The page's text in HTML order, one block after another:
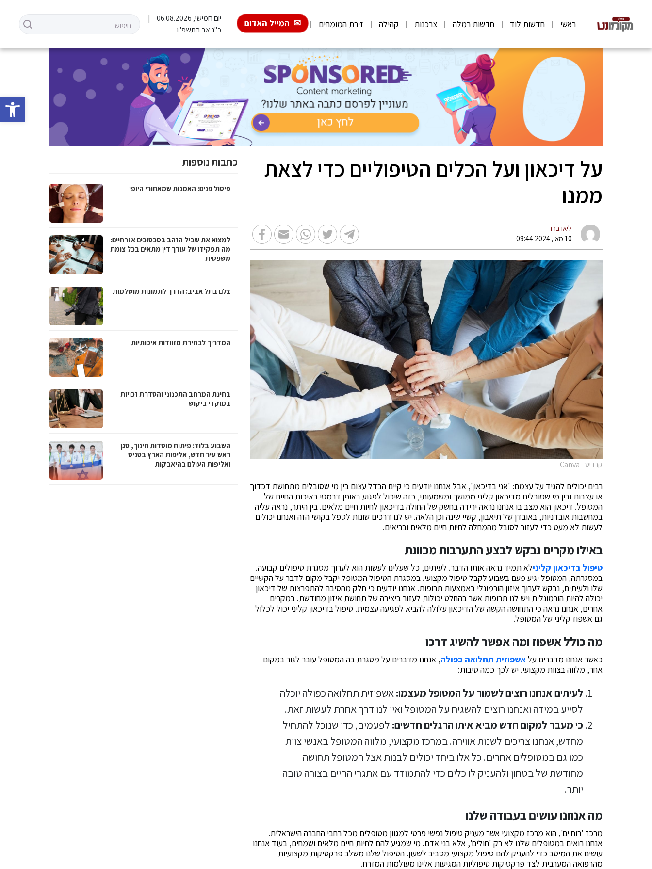
פתח
ראשי חדשות לוד חדשות רמלה צרכנות קהילה זירת המומחים המייל האדום
יום חמישי, 06.08.2026
כ"ג אב התשפ"ו
על דיכאון ועל הכלים הטיפוליים כדי לצאת
ממנו
ליאו ברד
10 מאי, 2024 09:44
קרדיט - Canva
רבים יכולים להגיד על עצמם: 'אני בדיכאון', אבל אנחנו יודעים כי קיים הבדל עצום בין מי שסובלים מתחושת דכדוך
או עצבות ובין מי שסובלים מדיכאון קליני ממושך ומשמעותי, כזה שיכול לפגוע באופן דרמטי באיכות החיים של
המטופל. דיכאון הוא מצב בו אנחנו נראה ירידה בחשק של החולה בדיכאון לחיות חיים מלאים. בין היתר, נראה עליה
במחשבות אובדניות, באובדן של תיאבון, קשיי שינה וכן הלאה. יש לנו דרכים שונות לטפל בקושי הזה ואנחנו יכולים
לעשות לא מעט כדי לעזור לסובל מהמחלה לחיות חיים מלאים ובריאים.
באילו מקרים נבקש לבצע התערבות מכוונת
טיפול בדיכאון קלינילא תמיד נראה אותו הדבר. לעיתים, כל שעלינו לעשות הוא לערוך מסגרת טיפולים קבועה.
במסגרתה, המטופל יגיע פעם בשבוע לקבל טיפול מקצועי. במסגרת הטיפול המטופל יקבל מקום לדבר על הקשיים
שלו ולעיתים, נבקש לערוך איזון הורמונלי באמצעות תרופות. אנחנו יודעים כי חלק מהסיבה להתפרצות של דיכאון
יכולה להיות הורמונלית ויש לנו תרופות אשר בהחלט יכולות לעזור ביצירה של תחושת איזון מחודשת. במקרים
אחרים, אנחנו נראה כי התחושה הקשה של הדיכאון עלולה להביא לפגיעה עצמית. טיפול בדיכאון קליני יכול לכלול
גם אשפוז קליני של המטופל.
מה כולל אשפוז ומה אפשר להשיג דרכו
כאשר אנחנו מדברים עלאשפוזית תחלואה כפולה, אנחנו מדברים על מסגרת בה המטופל עובר לגור במקום
אחר, מלווה בצוות מקצועי. יש לכך כמה סיבות:
לעיתים אנחנו רוצים לשמור על המטופל מעצמו:אשפוזית תחלואה כפולה יוכלה
לסייע במידה ואנחנו רוצים להשגיח על המטופל ואין לנו דרך אחרת לעשות זאת.
כי מעבר למקום חדש מביא איתו הרגלים חדשים: לפעמים, כדי שנוכל להתחיל
מחדש, אנחנו צריכים לשנות אווירה. במרכז מקצועי, מלווה המטופל באנשי צוות
כמו גם במטופלים אחרים. כל אלו ביחד יכולים לבנות אצל המטופל תחושה
מחודשת של בטחון ולהעניק לו כלים כדי להתמודד עם אתגרי החיים בצורה טובה
יותר.
מה אנחנו עושים בעבודה שלנו
מרכז 'רוח ים', הוא מרכז מקצועי אשר מעניק טיפול נפשי פרטי למגוון מטופלים מכל רחבי החברה הישראלית.
אנחנו רואים במטופלים שלנו לא רק 'חולים', אלא בני אדם. מי שמגיע להם לחיות חיים מלאים ושמחים, בעוד אנחנו
עושים את המיטב כדי להעניק להם טיפול מקצועי מסביב לשעון. הטיפול שלנו משלב פרקטיקות מקצועיות
מהרפואה המערבית לצד פרקטיקות טיפוליות המגיעות אלינו מעולמות המזרח.
כתבות נוספות
פיסול פנים: האמנות שמאחורי היופי
למצוא את שביל הזהב בסכסוכים אזרחיים:
מה תפקידו של עורך דין מתאים בכל צומת
משפטית
צלם בתל אביב: הדרך לתמונות מושלמות
המדריך לבחירת מזוודות איכותיות
בחינת המרחב התכנוני והסדרת זכויות
במוקדי ביקוש
השבוע בלוד: פיתוח מוסדות חינוך, סגן
ראש עיר חדש, אליפות הארץ בטניס
ואליפות העולם בהיאבקות